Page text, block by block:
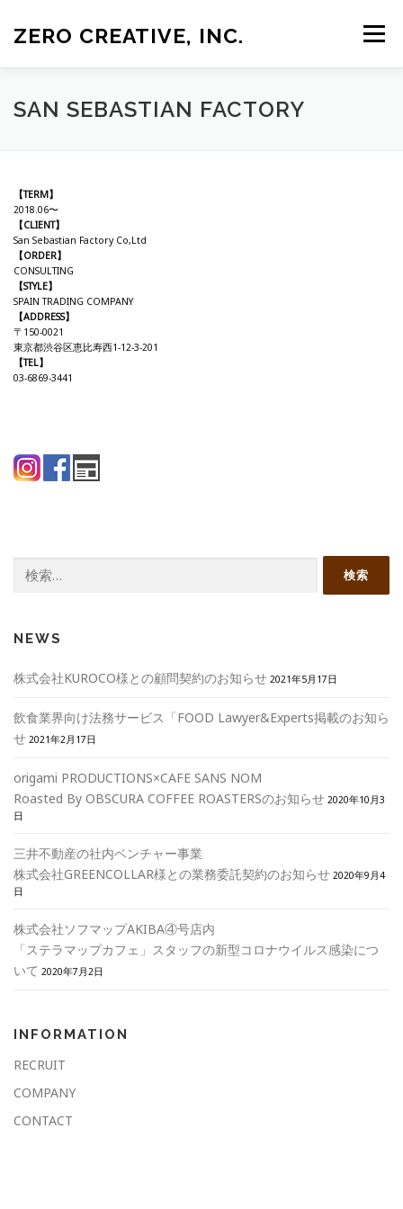
ツ
ZERO CREATIVE, INC. メニュー
HOME ABOUT WORK EVENT COMPANY
SAN SEBASTIAN FACTORY
【TERM】
2018.06〜
【CLIENT】
San Sebastian Factory Co,Ltd
【ORDER】
CONSULTING
【STYLE】
SPAIN TRADING COMPANY
【ADDRESS】
〒150-0021
東京都渋谷区恵比寿西1-12-3-201
【TEL】
03-6869-3441
NEWS
株式会社KUROCO様との顧問契約のお知らせ 2021年5月17日
飲食業界向け法務サービス「FOOD Lawyer&Experts掲載のお知ら
せ 2021年2月17日
origami PRODUCTIONS×CAFE SANS NOM
Roasted By OBSCURA COFFEE ROASTERSのお知らせ 2020年10月3
日
三井不動産の社内ベンチャー事業
株式会社GREENCOLLAR様との業務委託契約のお知らせ 2020年9月4
日
株式会社ソフマップAKIBA④号店内
「ステラマップカフェ」スタッフの新型コロナウイルス感染につ
いて 2020年7月2日
INFORMATION
RECRUIT
COMPANY
CONTACT